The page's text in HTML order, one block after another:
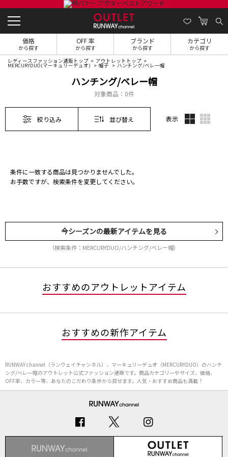
価格
から探す
OFF 率
から探す
ブランド
から探す
カテゴリ
から探す
レディースファッション通販トップ アウトレットトップ
MERCURYDUO(マーキュリーデュオ) 帽子 ハンチング/ベレー帽
ハンチング/ベレー帽
対象商品： 0件
絞り込み 並び替え 表示
条件に一致する商品は見つかりませんでした。
お手数ですが、検索条件を変更してください。
今シーズンの最新アイテムを見る
（検索条件：MERCURYDUO/ハンチング/ベレー帽）
おすすめのアウトレットアイテム
おすすめの新作アイテム
RUNWAY channel（ランウェイチャンネル）、マーキュリーデュオ（MERCURYDUO）のハンチ
ング/ベレー帽のアウトレット公式ファッション通販です。商品カテゴリーやサイズ、価格、
OFF率、カラー等、あなたのこだわり条件から探せます。人気・おすすめ商品も満載！